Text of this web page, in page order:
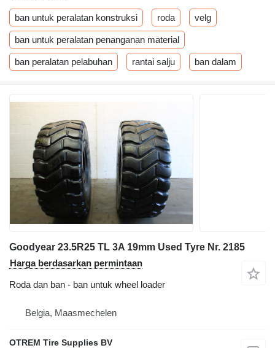
ban untuk peralatan konstruksi roda velg
ban untuk peralatan penanganan material
ban peralatan pelabuhan rantai salju ban dalam
Goodyear 23.5R25 TL 3A 19mm Used Tyre Nr. 2185
Harga berdasarkan permintaan
Roda dan ban - ban untuk wheel loader
Belgia, Maasmechelen
OTREM Tire Supplies BV